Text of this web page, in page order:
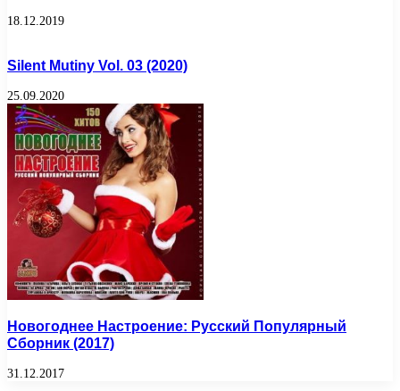
18.12.2019
Silent Mutiny Vol. 03 (2020)
25.09.2020
Новогоднее Настроение: Русский Популярный
Сборник (2017)
31.12.2017